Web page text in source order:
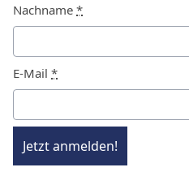
Nachname *
E-Mail *
Jetzt anmelden!